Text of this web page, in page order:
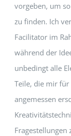
vorgeben, um
zu finden. Ich
Facilitator im
während der
unbedingt alle
Teile, die mir für
angemessen
Fragestellungen